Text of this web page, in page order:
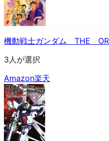
機動戦士ガンダム THE
3人が選択
Amazon楽天